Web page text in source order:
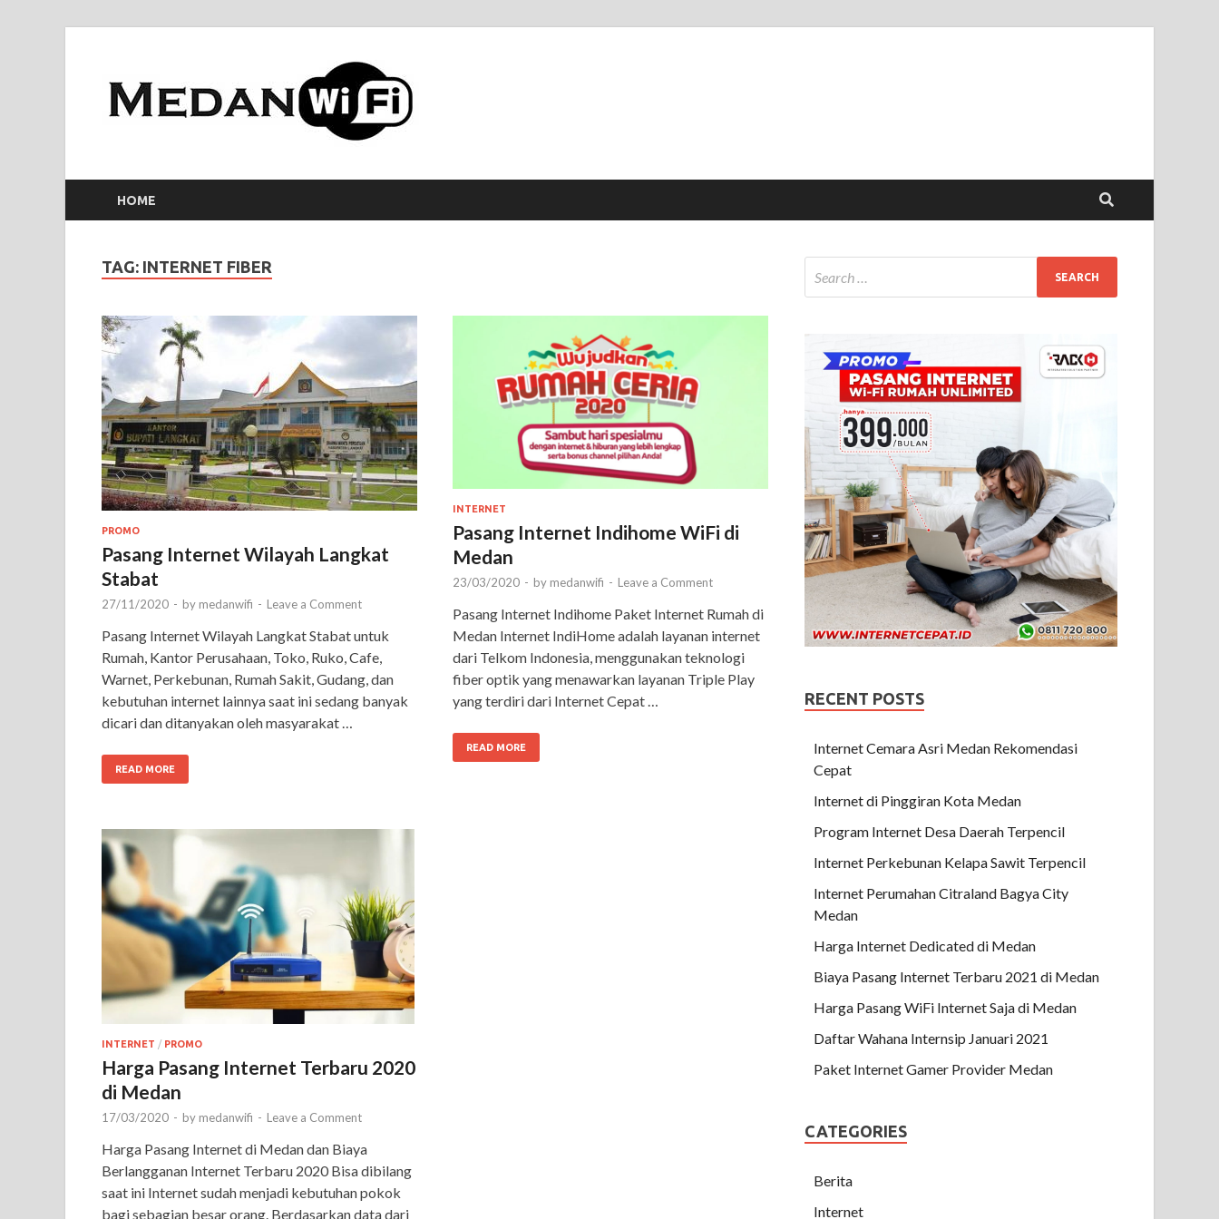
HOME
TAG: INTERNET FIBER
PROMO
Pasang Internet Wilayah Langkat
Stabat
27/11/2020 - by medanwifi - Leave a Comment
Pasang Internet Wilayah Langkat Stabat untuk
Rumah, Kantor Perusahaan, Toko, Ruko, Cafe,
Warnet, Perkebunan, Rumah Sakit, Gudang, dan
kebutuhan internet lainnya saat ini sedang banyak
dicari dan ditanyakan oleh masyarakat …
READ MORE
INTERNET
Pasang Internet Indihome WiFi di
Medan
23/03/2020 - by medanwifi - Leave a Comment
Pasang Internet Indihome Paket Internet Rumah di
Medan Internet IndiHome adalah layanan internet
dari Telkom Indonesia, menggunakan teknologi
fiber optik yang menawarkan layanan Triple Play
yang terdiri dari Internet Cepat …
READ MORE
INTERNET / PROMO
Harga Pasang Internet Terbaru 2020
di Medan
17/03/2020 - by medanwifi - Leave a Comment
Harga Pasang Internet di Medan dan Biaya
Berlangganan Internet Terbaru 2020 Bisa dibilang
saat ini Internet sudah menjadi kebutuhan pokok
bagi sebagian besar orang. Berdasarkan data dari
RECENT POSTS
Internet Cemara Asri Medan Rekomendasi
Cepat
Internet di Pinggiran Kota Medan
Program Internet Desa Daerah Terpencil
Internet Perkebunan Kelapa Sawit Terpencil
Internet Perumahan Citraland Bagya City
Medan
Harga Internet Dedicated di Medan
Biaya Pasang Internet Terbaru 2021 di Medan
Harga Pasang WiFi Internet Saja di Medan
Daftar Wahana Internsip Januari 2021
Paket Internet Gamer Provider Medan
CATEGORIES
Berita
Internet